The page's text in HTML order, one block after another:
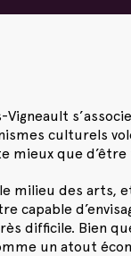
culturels
mieux que d’être
milieu des arts,
capable
difficile. Bien
un atout